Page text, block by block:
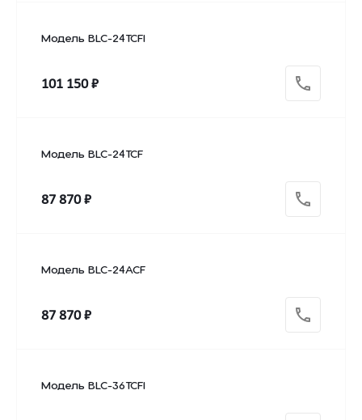
Модель BLC-24TCFI
101 150 ₽
Модель BLC-24TCF
87 870 ₽
Модель BLC-24ACF
87 870 ₽
Модель BLC-36TCFI